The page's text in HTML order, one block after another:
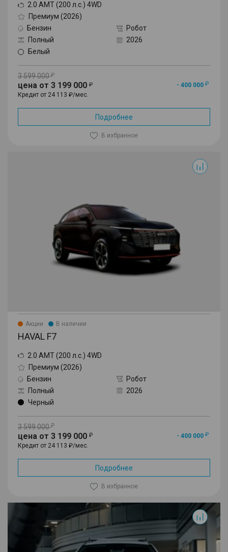
2.0 AMT (200 л.с.) 4WD
Премиум (2026)
Бензин
Робот
Полный
2026
Белый
3 599 000
цена от 3 199 000
- 400 000
Кредит от 24 113 ₽/мес.
Подробнее
В избранное
Акции В наличии
HAVAL F7
2.0 AMT (200 л.с.) 4WD
Премиум (2026)
Бензин
Робот
Полный
2026
Черный
3 599 000
цена от 3 199 000
- 400 000
Кредит от 24 113 ₽/мес.
Подробнее
В избранное